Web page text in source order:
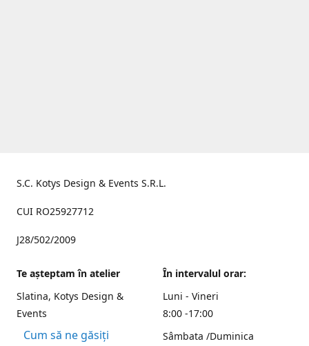
S.C. Kotys Design & Events S.R.L.
CUI RO25927712
J28/502/2009
Te aşteptam în atelier
Slatina, Kotys Design &
Events
Cum să ne găsiți
În intervalul orar:
Luni - Vineri
8:00 -17:00
Sâmbata /Duminica